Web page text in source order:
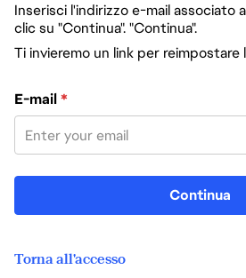
Inserisci l'indirizzo e-mail associato
clic su "Continua". "Continua".
Ti invieremo un link per reimpostare
Reimposta la password col tuo
E-mail*
Continua
Torna all'accesso